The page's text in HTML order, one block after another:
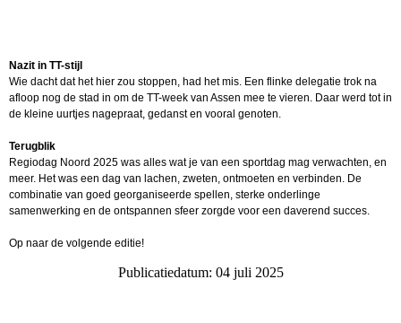
Nazit in TT-stijl
Wie dacht dat het hier zou stoppen, had het mis. Een flinke delegatie trok na
afloop nog de stad in om de TT-week van Assen mee te vieren. Daar werd tot in
de kleine uurtjes nagepraat, gedanst en vooral genoten.
Terugblik
Regiodag Noord 2025 was alles wat je van een sportdag mag verwachten, en
meer. Het was een dag van lachen, zweten, ontmoeten en verbinden. De
combinatie van goed georganiseerde spellen, sterke onderlinge
samenwerking en de ontspannen sfeer zorgde voor een daverend succes.
Op naar de volgende editie!
Publicatiedatum: 04 juli 2025